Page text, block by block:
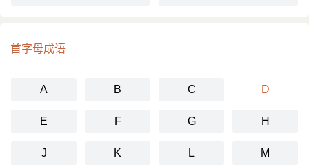
首字母成语
A B C D
E F G H
J K L M